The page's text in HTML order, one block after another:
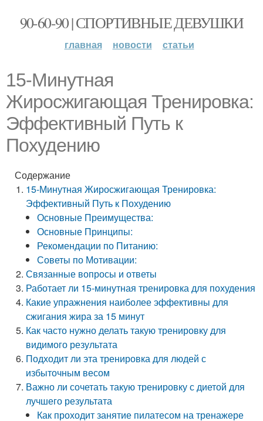
90-60-90 | СПОРТИВНЫЕ ДЕВУШКИ
главная новости статьи
15-Минутная
Жиросжигающая Тренировка:
Эффективный Путь к
Похудению
Содержание
15-Минутная Жиросжигающая Тренировка:
Эффективный Путь к Похудению
Основные Преимущества:
Основные Принципы:
Рекомендации по Питанию:
Советы по Мотивации:
Связанные вопросы и ответы
Работает ли 15-минутная тренировка для похудения
Какие упражнения наиболее эффективны для
сжигания жира за 15 минут
Как часто нужно делать такую тренировку для
видимого результата
Подходит ли эта тренировка для людей с
избыточным весом
Важно ли сочетать такую тренировку с диетой для
лучшего результата
Как проходит занятие пилатесом на тренажере